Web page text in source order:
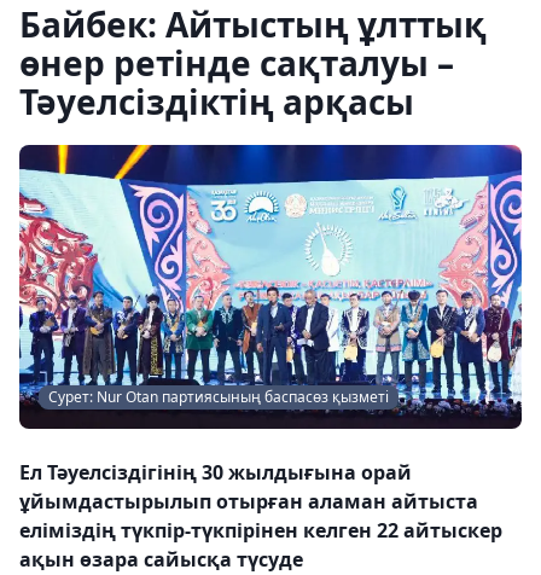
Байбек: Айтыстың ұлттық
өнер ретінде сақталуы –
Тәуелсіздіктің арқасы
Сурет: Nur Otan партиясының баспасөз қызметі
Ел Тәуелсіздігінің 30 жылдығына орай
ұйымдастырылып отырған аламан айтыста
еліміздің түкпір-түкпірінен келген 22 айтыскер
ақын өзара сайысқа түсуде